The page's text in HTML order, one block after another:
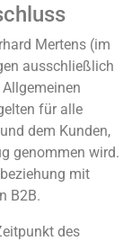
Mertens (im
ausschließlich
für alle
dem Kunden,
genommen wird.
mit
B2B.
des